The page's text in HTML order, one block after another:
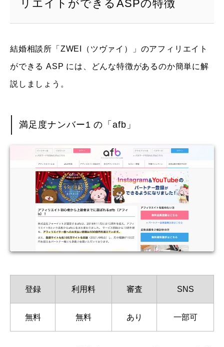
リエイトができるASPの特徴
結婚相談所「ZWEI（ツヴァイ）」のアフィリエイト
ができる ASP には、どんな特徴があるのか簡単に解
説しましょう。
満足度ナンバー1 の「afb」
登録 利用料 審査 SNS
無料 無料 あり 一部可